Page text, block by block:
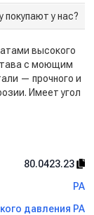
покупают у нас?
высокого
с моющим
— прочного и
Имеет угол
80.0423.23
PA
давления PA